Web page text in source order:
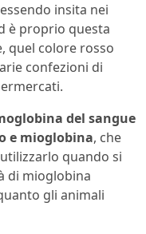
insita nei
è proprio questa
quel colore rosso
confezioni di
del sangue
e mioglobina, che
quando si
di mioglobina
gli animali